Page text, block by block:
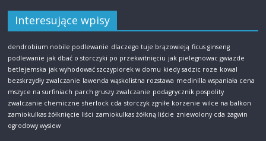
Interesujące wpisy
dendrobium nobile podlewanie dlaczego tuje brązowieją ficus ginseng
podlewanie jak dbać o storczyki po przekwitnięciu jak pielegnowac gwiazde
betlejemska jak wyhodować szczypiorek w domu kiedy sadzic roze kowal
bezskrzydły zwalczanie lawenda wąskolistna rozstawa medinilla wspaniała cena
mszyce na surfiniach parch gruszy zwalczanie podagrycznik pospolity
zwalczanie chemiczne sherlock cda storczyk zgniłe korzenie wilce na balkon
zamiokulkas żółknięcie liści zamiokulkas żółkną liście zniewolony cda żagwin
ogrodowy wysiew